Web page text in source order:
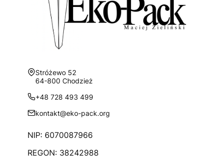
Adres:
Stróżewo 52
64-800 Chodzież
+48 728 493 499
kontakt@eko-pack.org
NIP: 6070087966
REGON: 38242988